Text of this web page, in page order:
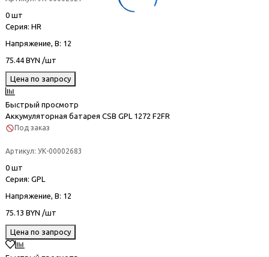
0 шт
Серия: HR
Напряжение, В: 12
75.44 BYN /шт
Цена по запросу
Быстрый просмотр
Аккумуляторная батарея CSB GPL 1272 F2FR
Под заказ
Артикул: УК-00002683
0 шт
Серия: GPL
Напряжение, В: 12
75.13 BYN /шт
Цена по запросу